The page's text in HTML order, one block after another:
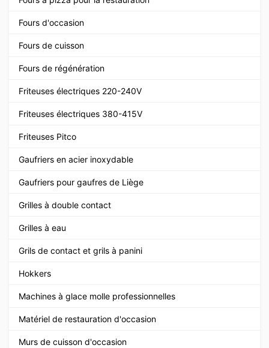
Fours d'occasion
Fours de cuisson
Fours de régénération
Friteuses électriques 220-240V
Friteuses électriques 380-415V
Friteuses Pitco
Gaufriers en acier inoxydable
Gaufriers pour gaufres de Liège
Grilles à double contact
Grilles à eau
Grils de contact et grils à panini
Hokkers
Machines à glace molle professionnelles
Matériel de restauration d'occasion
Murs de cuisson d'occasion